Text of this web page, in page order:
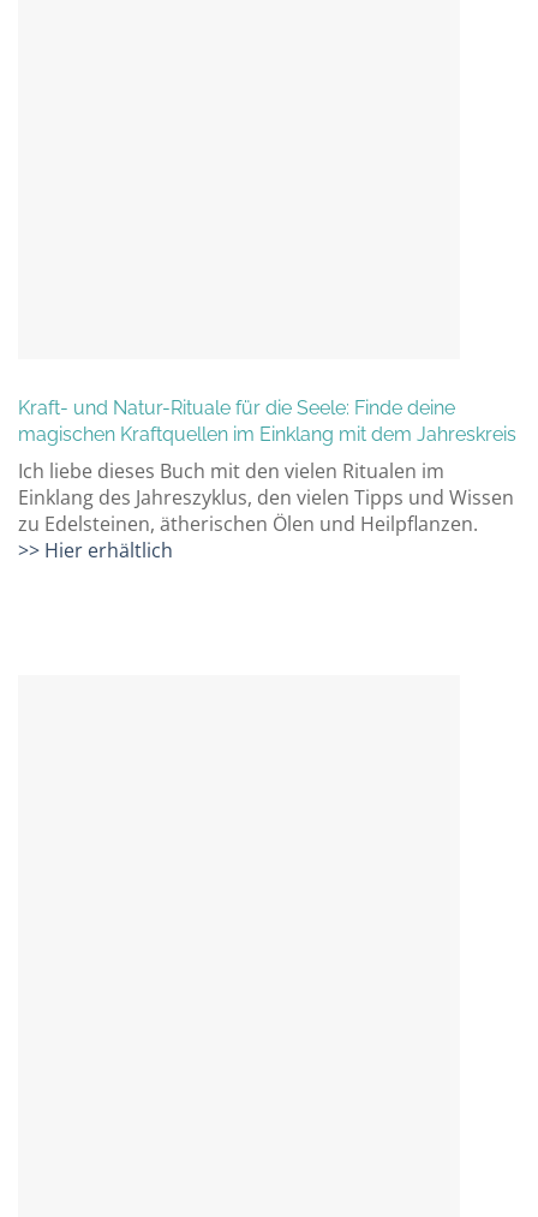
Kraft- und Natur-Rituale für die Seele: Finde deine
magischen Kraftquellen im Einklang mit dem Jahreskreis
Ich liebe dieses Buch mit den vielen Ritualen im
Einklang des Jahreszyklus, den vielen Tipps und Wissen
zu Edelsteinen, ätherischen Ölen und Heilpflanzen.
>> Hier erhältlich